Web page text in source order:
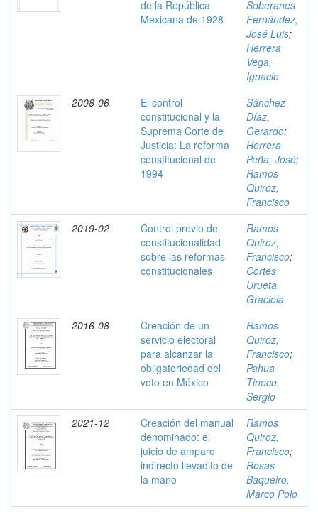
de la República
Mexicana de 1928
Soberanes
Fernández,
José Luis;
Herrera
Vega,
Ignacio
2008-06
El control
constitucional y la
Suprema Corte de
Justicia: La reforma
constitucional de
1994
Sánchez
Díaz,
Gerardo;
Herrera
Peña, José;
Ramos
Quiroz,
Francisco
2019-02
Control previo de
constitucionalidad
sobre las reformas
constitucionales
Ramos
Quiroz,
Francisco;
Cortes
Urueta,
Graciela
2016-08
Creación de un
servicio electoral
para alcanzar la
obligatoriedad del
voto en México
Ramos
Quiroz,
Francisco;
Pahua
Tinoco,
Sergio
2021-12
Creación del manual
denominado: el
juicio de amparo
indirecto llevadito de
la mano
Ramos
Quiroz,
Francisco;
Rosas
Baqueiro,
Marco Polo